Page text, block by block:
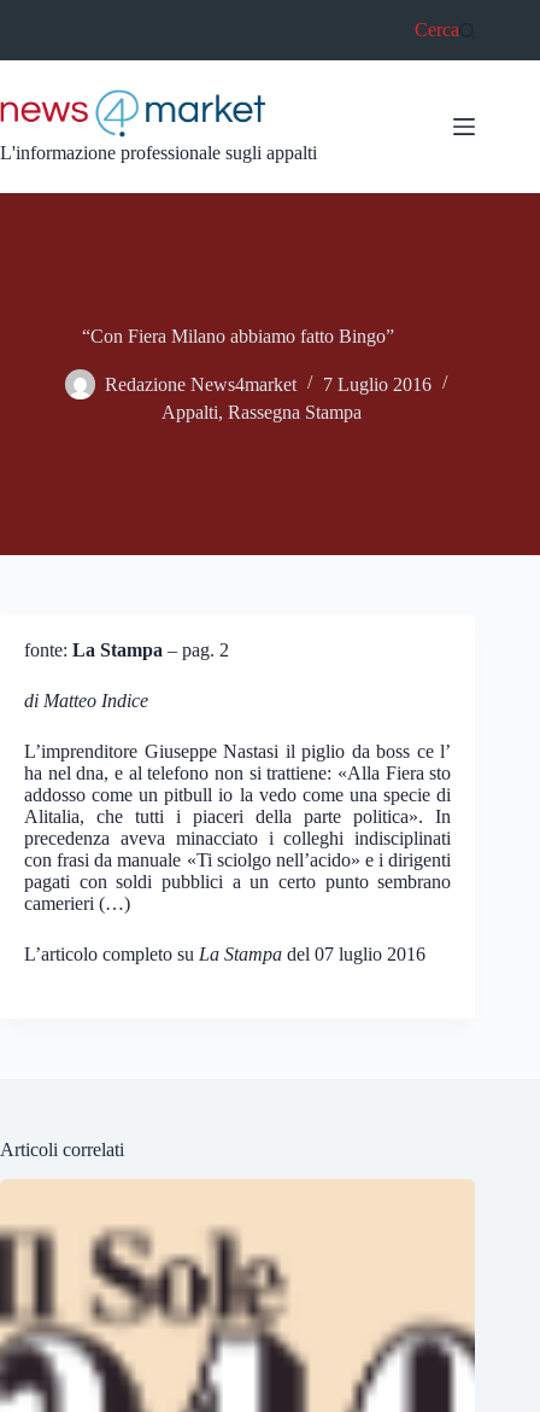
Cerca
L'informazione professionale sugli appalti
“Con Fiera Milano abbiamo fatto Bingo”
Redazione News4market
7 Luglio 2016
Appalti,Rassegna Stampa
fonte: La Stampa – pag. 2
di Matteo Indice
L’imprenditore Giuseppe Nastasi il piglio da boss ce l’
ha nel dna, e al telefono non si trattiene: «Alla Fiera sto
addosso come un pitbull io la vedo come una specie di
Alitalia, che tutti i piaceri della parte politica». In
precedenza aveva minacciato i colleghi indisciplinati
con frasi da manuale «Ti sciolgo nell’acido» e i dirigenti
pagati con soldi pubblici a un certo punto sembrano
camerieri (…)
L’articolo completo su La Stampa del 07 luglio 2016
Articoli correlati